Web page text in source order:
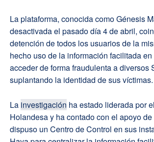
La plataforma, conocida como Génesis
desactivada el pasado día 4 de abril,
detención de todos los usuarios de la
hecho uso de la información facilitada
acceder de forma fraudulenta a diversos
suplantando la identidad de sus víctimas.
La investigación ha estado liderada por
Holandesa y ha contado con el apoyo
dispuso un Centro de Control en sus